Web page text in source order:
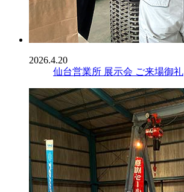
2026.4.20
仙台営業所 展示会 ご来場御礼